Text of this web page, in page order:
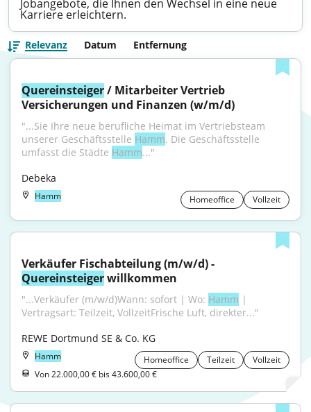
Jobangebote, die Ihnen den Wechsel in eine neue
Karriere erleichtern.
Relevanz Datum Entfernung
Quereinsteiger / Mitarbeiter Vertrieb
Versicherungen und Finanzen (w/m/d)
"...Sie Ihre neue berufliche Heimat im Vertriebsteam
unserer Geschäftsstelle Hamm. Die Geschäftsstelle
umfasst die Städte Hamm..."
Debeka
Hamm Homeoffice Vollzeit
Quereinsteiger willkommen
"...Verkäufer (m/w/d)Wann: sofort | Wo: Hamm |
Vertragsart: Teilzeit, VollzeitFrische Luft, direkter..."
REWE Dortmund SE & Co. KG
Hamm Homeoffice Teilzeit
Vollzeit
Von 22.000,00 € bis 43.600,00 €